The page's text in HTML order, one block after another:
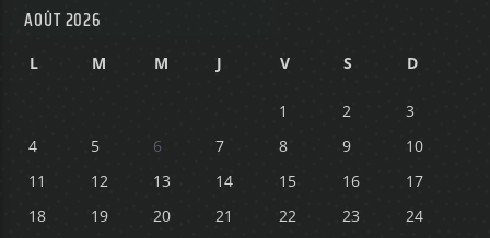
AOÛT 2026
L M M J V S D
1 2
3
4
5 6 7 8 9
10
11
12 13 14 15 16
17
18
19 20 21 22 23
24